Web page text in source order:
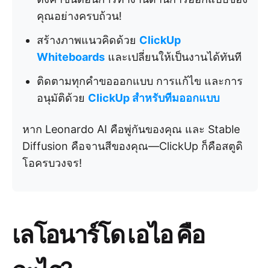
คุณอย่างครบถ้วน!
สร้างภาพแนวคิดด้วย ClickUp
Whiteboards และเปลี่ยนให้เป็นงานได้ทันที
ติดตามทุกคำขอออกแบบ การแก้ไข และการ
อนุมัติด้วย ClickUp สำหรับทีมออกแบบ
หาก Leonardo AI คือพู่กันของคุณ และ Stable
Diffusion คือจานสีของคุณ—ClickUp ก็คือสตูดิ
โอครบวงจร!
เลโอนาร์โด เอไอ คือ